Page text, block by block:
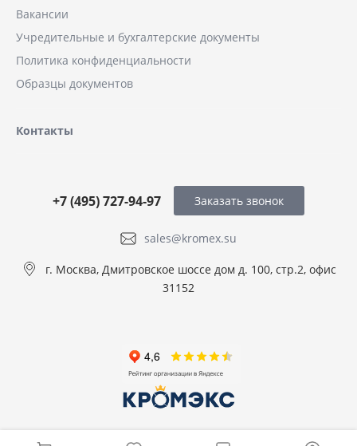
Вакансии
Учредительные и бухгалтерские документы
Политика конфиденциальности
Образцы документов
Контакты
sales@kromex.su
+7 (495) 727-94-97
г. Москва, Дмитровское шоссе дом д. 100, стр.2, офис
31152
Заказать звонок
© 2026 ООО КРОМЭКС, Все права защищены